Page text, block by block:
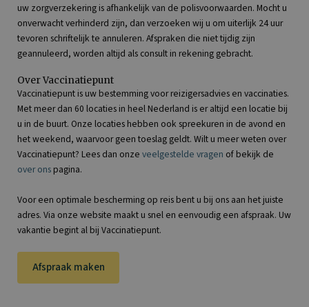
uw zorgverzekering is afhankelijk van de polisvoorwaarden. Mocht u
onverwacht verhinderd zijn, dan verzoeken wij u om uiterlijk 24 uur
tevoren schriftelijk te annuleren. Afspraken die niet tijdig zijn
geannuleerd, worden altijd als consult in rekening gebracht.
Over Vaccinatiepunt
Vaccinatiepunt is uw bestemming voor reizigersadvies en vaccinaties.
Met meer dan 60 locaties in heel Nederland is er altijd een locatie bij
u in de buurt. Onze locaties hebben ook spreekuren in de avond en
het weekend, waarvoor geen toeslag geldt. Wilt u meer weten over
Vaccinatiepunt? Lees dan onze veelgestelde vragen of bekijk de
over ons pagina.
Voor een optimale bescherming op reis bent u bij ons aan het juiste
adres. Via onze website maakt u snel en eenvoudig een afspraak. Uw
vakantie begint al bij Vaccinatiepunt.
Afspraak maken